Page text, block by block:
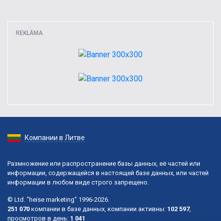
REKLĀMA
Компании в Литве
Размножение или распространение базы данных, её частей или
информации, содержащейся в настоящей базе данных, или частей
информации в любом виде строго запрещено.
© Ltd. "heise marketing" 1996-2026.
251 070 компании в базе данных, компании активны: 102 597,
просмотров в день: 1 041